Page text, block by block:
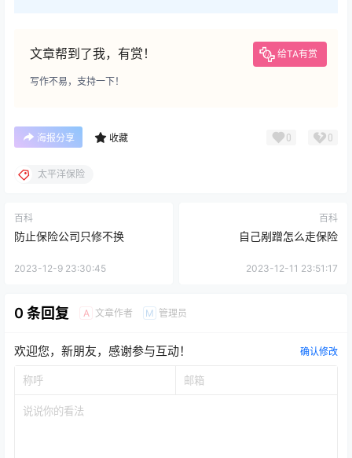
文章帮到了我，有赏！ 给TA有赏
写作不易，支持一下！
海报分享 收藏 0 0
太平洋保险
百科
防止保险公司只修不换
2023-12-9 23:30:45
百科
自己剐蹭怎么走保险
2023-12-11 23:51:17
0 条回复 A 文章作者 M 管理员
欢迎您，新朋友，感谢参与互动！ 确认修改